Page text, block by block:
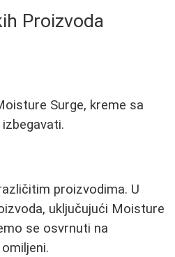
Proizvoda
Surge, kreme sa
proizvodima. U
uključujući Moisture
se osvrnuti na